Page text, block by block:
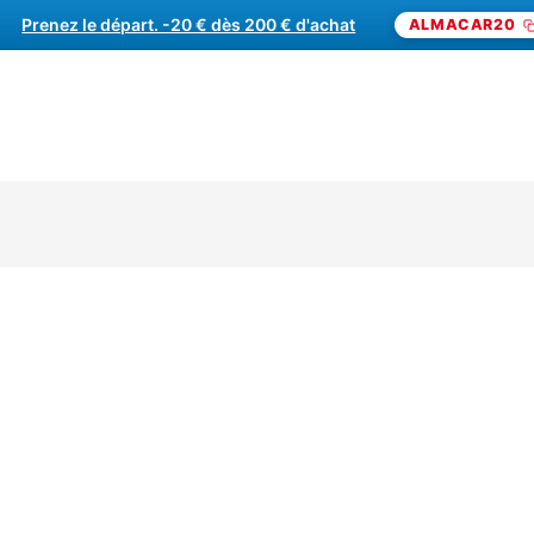
Prenez le départ. -20 € dès 200 € d'achat
un cadeau pilotage. -20 € dès 200 € d'achat ALMACAR20